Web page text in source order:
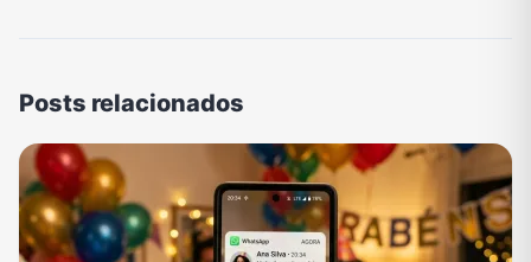
Posts relacionados